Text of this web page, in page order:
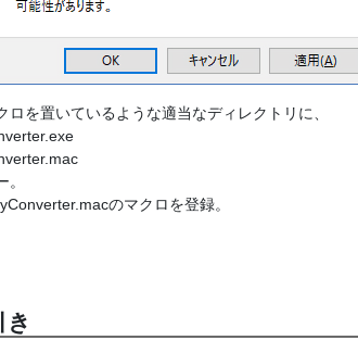
ロを置いているような適当なディレクトリに、
のマクロを登録。
き